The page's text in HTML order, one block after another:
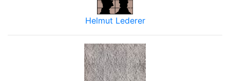
Helmut Lederer